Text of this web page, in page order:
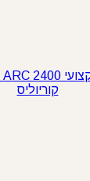
קוריוליס